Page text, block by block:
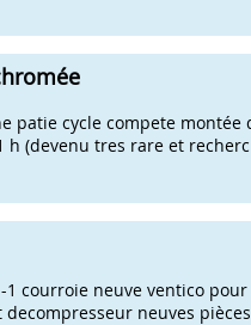
patie cycle compete montée
(devenu tres rare et
courroie neuve ventico
neuves